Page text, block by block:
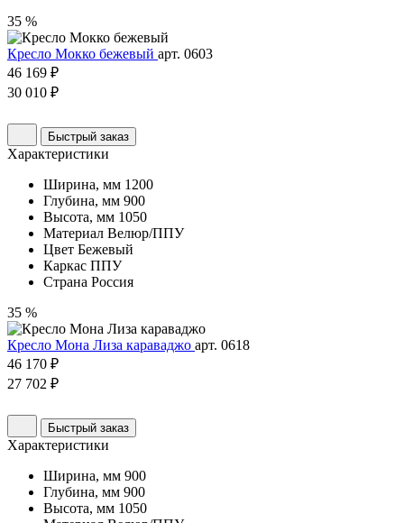
35 %
Кресло Мокко бежевый арт. 0603
46 169 ₽
30 010 ₽
Быстрый заказ
Характеристики
Ширина, мм 1200
Глубина, мм 900
Высота, мм 1050
Материал Велюр/ППУ
Цвет Бежевый
Каркас ППУ
Страна Россия
35 %
Кресло Мона Лиза караваджо арт. 0618
46 170 ₽
27 702 ₽
Быстрый заказ
Характеристики
Ширина, мм 900
Глубина, мм 900
Высота, мм 1050